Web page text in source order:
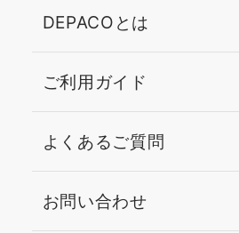
DEPACOとは
ご利用ガイド
よくあるご質問
お問い合わせ